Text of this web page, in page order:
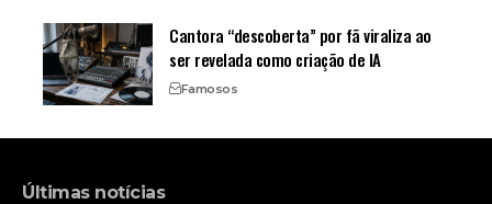
Cantora “descoberta” por fã viraliza ao
ser revelada como criação de IA
Famosos
Últimas notícias